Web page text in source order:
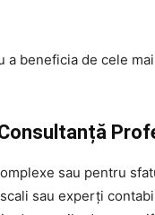
beneficia de cele
sau pentru
sau experți